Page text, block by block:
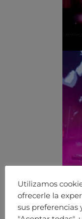
Utilizamos
ofrecerle la
sus preferencias